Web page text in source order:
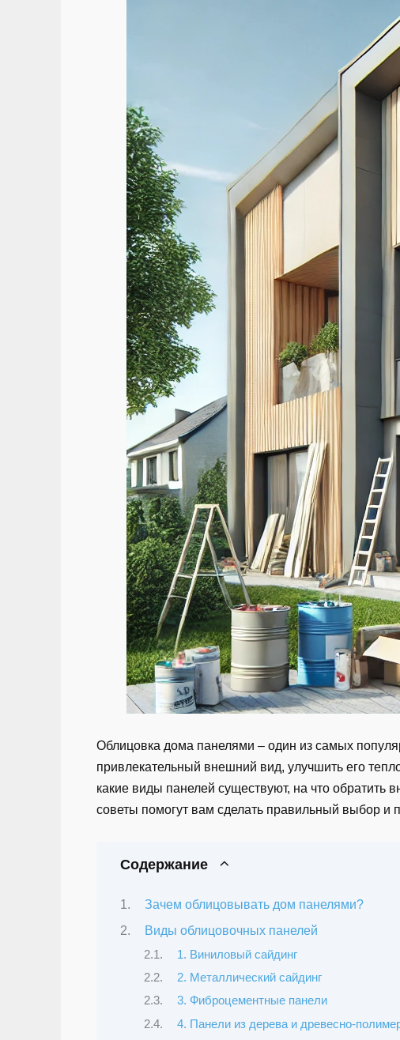
Облицовка дома панелями – один из самых
привлекательный внешний вид, улучшить его
какие виды панелей существуют, на что
советы помогут вам сделать правильный выбор и
Содержание
Зачем облицовывать дом панелями?
Виды облицовочных панелей
1. Виниловый сайдинг
2. Металлический сайдинг
3. Фиброцементные панели
4. Панели из дерева и древесно-